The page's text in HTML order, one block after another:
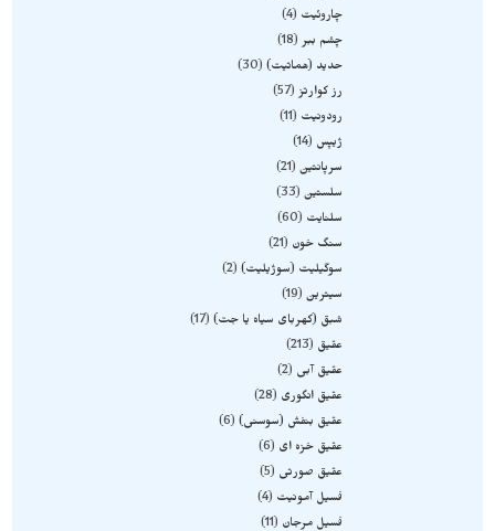
چاروئیت
4
چشم ببر
18
حدید (هماتیت) 30
رز کوارتز
57
رودونیت
11
ژیپس
14
سرپانتین 21
سلستین 33
سلنایت
60
سنگ خون
21
سوگیلیت (سوژیلیت) 2
سیترین 19
شبق (کهربای سیاه یا جت) 17
عقیق
213
عقیق آبی
2
عقیق انگوری
28
عقیق بنفش (سوسنی) 6
عقیق خزه ای
6
عقیق صورتی
5
فسیل آمونیت
4
فسیل مرجان
11